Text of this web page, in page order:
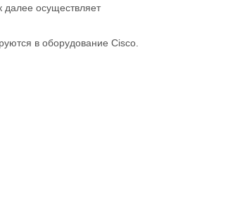
осуществляет
в оборудование Cisco.